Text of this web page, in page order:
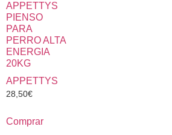
APPETTYS
PIENSO
PARA
PERRO ALTA
ENERGIA
20KG
APPETTYS
28,50€
Comprar